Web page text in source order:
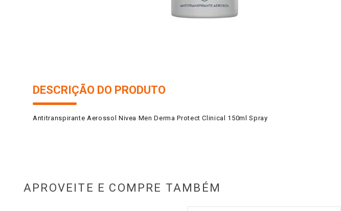
DESCRIÇÃO DO PRODUTO
Antitranspirante Aerossol Nivea Men Derma Protect Clinical 150ml Spray
APROVEITE E COMPRE TAMBÉM